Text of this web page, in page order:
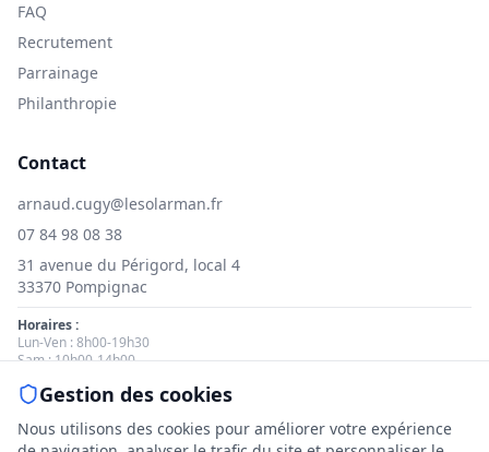
FAQ
Recrutement
Parrainage
Philanthropie
Contact
arnaud.cugy@lesolarman.fr
07 84 98 08 38
31 avenue du Périgord, local 4
33370 Pompignac
Horaires :
Lun-Ven : 8h00-19h30
Sam : 10h00-14h00
Nous contacter
Gestion des cookies
Nous utilisons des cookies pour améliorer votre expérience